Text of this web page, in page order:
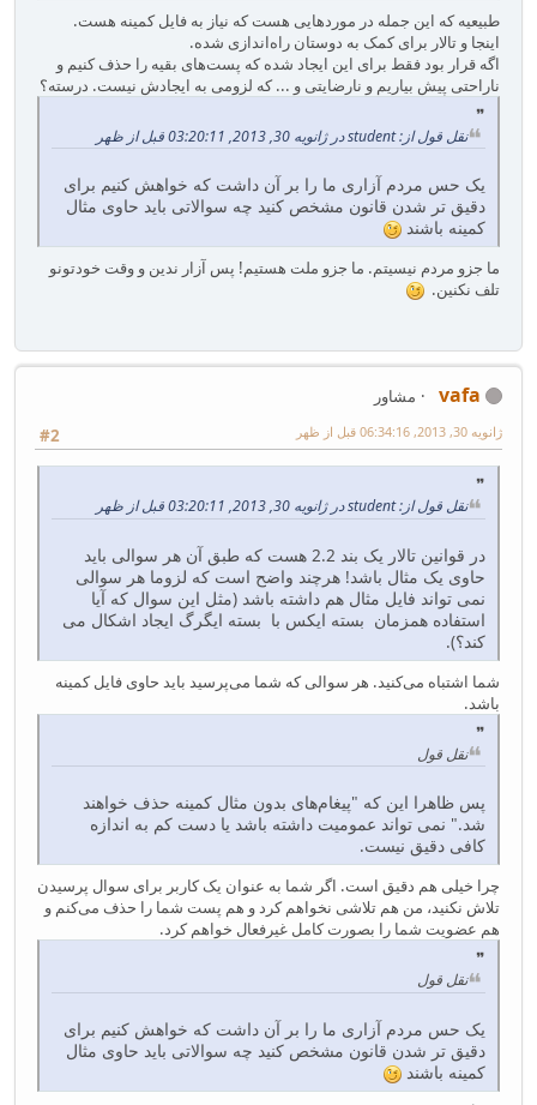
طبیعیه که این جمله در موردهایی هست که نیاز به فایل کمینه هست.
اینجا و تالار برای کمک به دوستان راه‌اندازی شده.
اگه قرار بود فقط برای این ایجاد شده که پست‌های بقیه را حذف کنیم و
ناراحتی پیش بیاریم و نارضایتی و ... که لزومی به ایجادش نیست. درسته؟
نقل قول از: student در ژانویه 30, 2013, 03:20:11 قبل از ظهر
یک حس مردم آزاری ما را بر آن داشت که خواهش کنیم برای
دقیق تر شدن قانون مشخص کنید چه سوالاتی باید حاوی مثال
کمینه باشند
ما جزو مردم نیسیتم. ما جزو ملت هستیم! پس آزار ندین و وقت خودتونو
تلف نکنین.
vafa
مشاور
#2
ژانویه 30, 2013, 06:34:16 قبل از ظهر
نقل قول از: student در ژانویه 30, 2013, 03:20:11 قبل از ظهر
در قوانین تالار یک بند 2.2 هست که طبق آن هر سوالی باید
حاوی یک مثال باشد! هرچند واضح است که لزوما هر سوالی
نمی تواند فایل مثال هم داشته باشد (مثل این سوال که آیا
استفاده همزمان بسته ایکس با بسته ایگرگ ایجاد اشکال می
کند؟).
شما اشتباه می‌کنید. هر سوالی که شما می‌پرسید باید حاوی فایل کمینه
باشد.
نقل قول
پس ظاهرا این که "پیغام‌های بدون مثال کمینه حذف خواهند
شد." نمی تواند عمومیت داشته باشد یا دست کم به اندازه
کافی دقیق نیست.
چرا خیلی هم دقیق است. اگر شما به عنوان یک کاربر برای سوال پرسیدن
تلاش نکنید، من هم تلاشی نخواهم کرد و هم پست شما را حذف می‌کنم و
هم عضویت شما را بصورت کامل غیرفعال خواهم کرد.
نقل قول
یک حس مردم آزاری ما را بر آن داشت که خواهش کنیم برای
دقیق تر شدن قانون مشخص کنید چه سوالاتی باید حاوی مثال
کمینه باشند